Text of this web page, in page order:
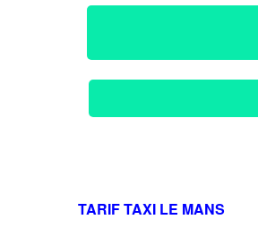
TARIF TAXI LE MANS